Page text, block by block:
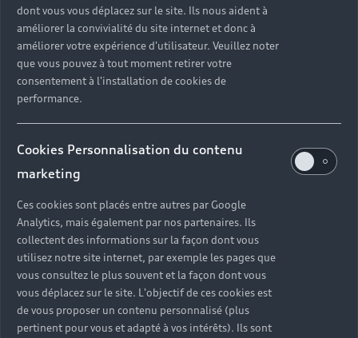
dont vous vous déplacez sur le site. Ils nous aident à
améliorer la convivialité du site internet et donc à
améliorer votre expérience d'utilisateur. Veuillez noter
que vous pouvez à tout moment retirer votre
consentement à l'installation de cookies de
performance.
Cookies Personnalisation du contenu
marketing
Ces cookies sont placés entre autres par Google
Analytics, mais également par nos partenaires. Ils
collectent des informations sur la façon dont vous
utilisez notre site internet, par exemple les pages que
vous consultez le plus souvent et la façon dont vous
vous déplacez sur le site. L'objectif de ces cookies est
de vous proposer un contenu personnalisé (plus
pertinent pour vous et adapté à vos intérêts). Ils sont